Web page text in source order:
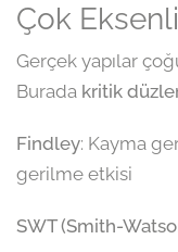
Çok
Gerçek yapılar
Burada kritik
Findley: Kayma
gerilme etkisi
SWT (Smith-